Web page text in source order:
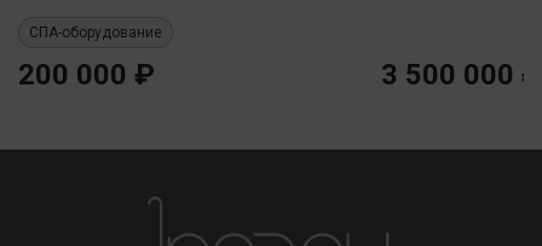
СПА-оборудование
200 000 ₽ 3 500 000 ₽